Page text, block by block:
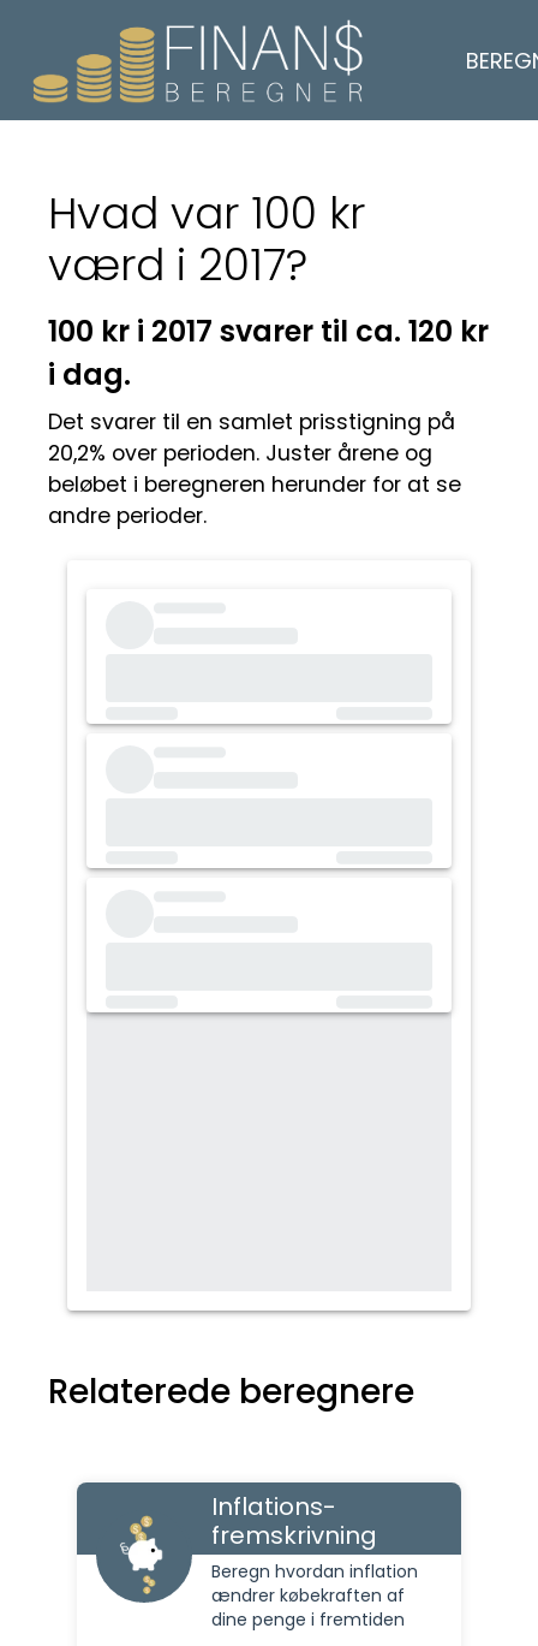
Hvad var 100 kr
værd i 2017?
100 kr i 2017 svarer til ca. 120 kr
i dag.
Det svarer til en samlet prisstigning på
20,2% over perioden. Juster årene og
beløbet i beregneren herunder for at se
andre perioder.
Relaterede beregnere
Inflations-
fremskrivning
Beregn hvordan inflation
ændrer købekraften af
dine penge i fremtiden